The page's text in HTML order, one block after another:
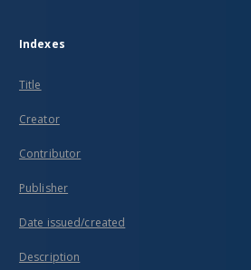
Indexes
Title
Creator
Contributor
Publisher
Date issued/created
Description